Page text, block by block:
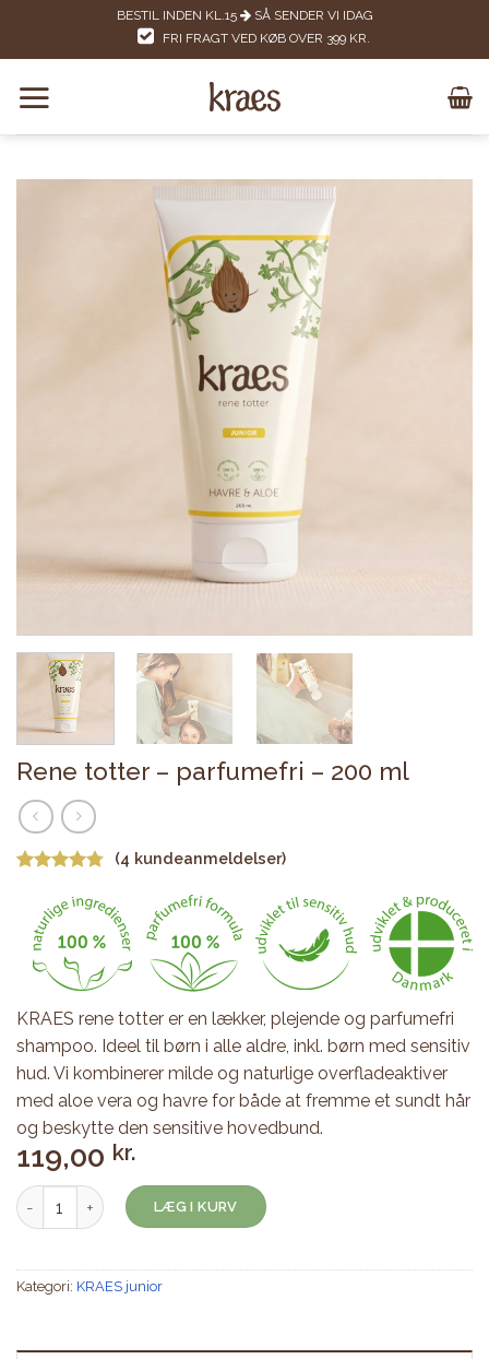
BESTIL INDEN KL.15
SÅ SENDER VI IDAG
FRI FRAGT VED KØB OVER 399 KR.
Rene totter – parfumefri – 200 ml
4.75
ud af 5
baseret på
kundebedømmelser
(4 kundeanmeldelser)
KRAES rene totter er en lækker, plejende og parfumefri
shampoo. Ideel til børn i alle aldre, inkl. børn med sensitiv
hud. Vi kombinerer milde og naturlige overfladeaktiver
med aloe vera og havre for både at fremme et sundt hår
og beskytte den sensitive hovedbund.
119,00 kr.
Rene totter - parfumefri - 200 ml antal
LÆG I KURV
Kategori: KRAES junior